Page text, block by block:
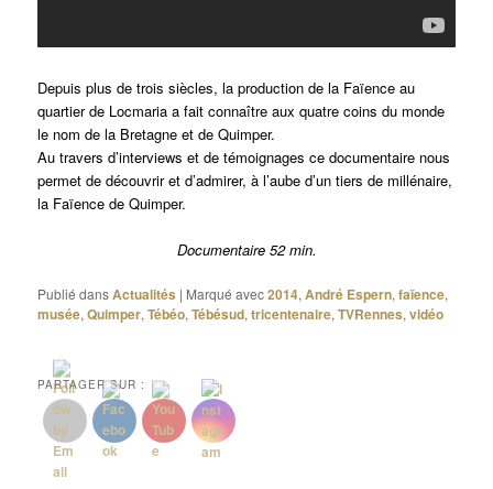
Depuis plus de trois siècles, la production de la Faïence au
quartier de Locmaria a fait connaître aux quatre coins du monde
le nom de la Bretagne et de Quimper.
Au travers d’interviews et de témoignages ce documentaire nous
permet de découvrir et d’admirer, à l’aube d’un tiers de millénaire,
la Faïence de Quimper.
Documentaire 52 min.
Publié dansActualités | Marqué avec2014,André Espern,faïence,
musée,Quimper,Tébéo,Tébésud,tricentenaire,TVRennes,vidéo
PARTAGER SUR :